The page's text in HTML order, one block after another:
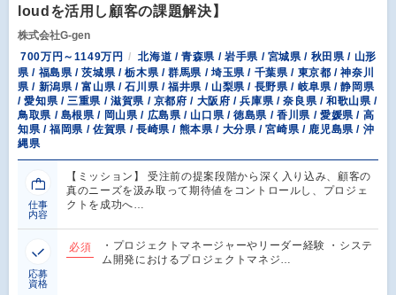
loudを活用し顧客の課題解決】
株式会社G-gen
700万円～1149万円
北海道 / 青森県 / 岩手県 / 宮城県 / 秋田県 / 山形
県 / 福島県 / 茨城県 / 栃木県 / 群馬県 / 埼玉県 / 千葉県 / 東京都 / 神奈川
県 / 新潟県 / 富山県 / 石川県 / 福井県 / 山梨県 / 長野県 / 岐阜県 / 静岡県
/ 愛知県 / 三重県 / 滋賀県 / 京都府 / 大阪府 / 兵庫県 / 奈良県 / 和歌山県 /
鳥取県 / 島根県 / 岡山県 / 広島県 / 山口県 / 徳島県 / 香川県 / 愛媛県 / 高
知県 / 福岡県 / 佐賀県 / 長崎県 / 熊本県 / 大分県 / 宮崎県 / 鹿児島県 / 沖
縄県
仕事
内容
【ミッション】 受注前の提案段階から深く入り込み、顧客の
真のニーズを汲み取って期待値をコントロールし、プロジェ
クトを成功へ…
応募
資格
必須
・プロジェクトマネージャーやリーダー経験 ・システ
ム開発におけるプロジェクトマネジ…